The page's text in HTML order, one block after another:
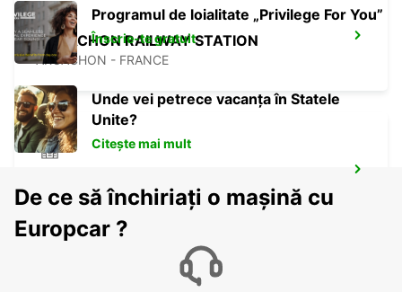
ARCACHON RAILWAY STATION
ARCACHON - FRANCE
LESPARRE-MEDOC - FRANCE
Programul de loialitate „Privilege For You”
Înscrie-te gratuit
Unde vei petrece vacanța în Statele
Unite?
Citește mai mult
De ce să închiriați o mașină cu
Europcar ?